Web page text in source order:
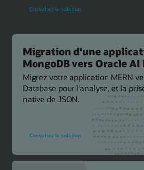
Consultez la solution
créer
multiagent
OCI
Migration d'une
MongoDB vers Oracle AI
Migrez votre application MERN
Database pour l'analyse, et la
native de JSON.
Consultez la solution
migrer
MongoDB
vers